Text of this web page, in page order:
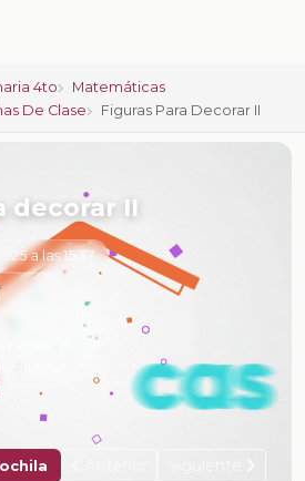
4to
Matemáticas
De Clase Figuras Para Decorar II
decorar II
a las 15:37
calificar